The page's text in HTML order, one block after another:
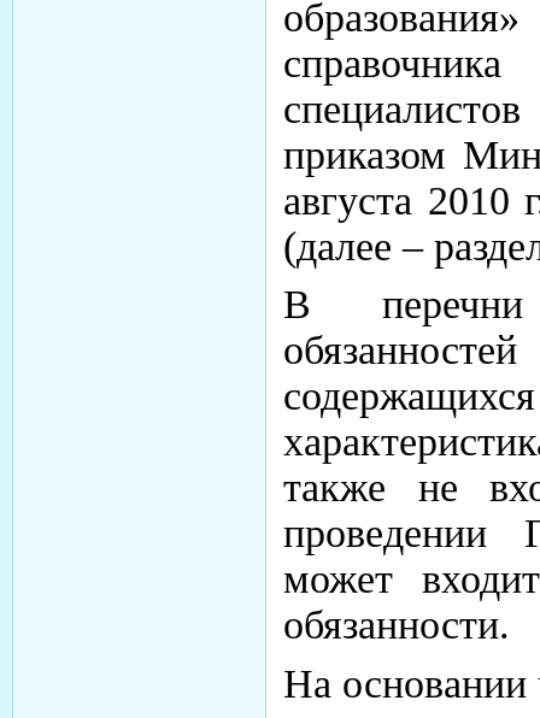
приказом
августа
(далее –
В перечни
также не
проведении
может
обязанности.
На основании